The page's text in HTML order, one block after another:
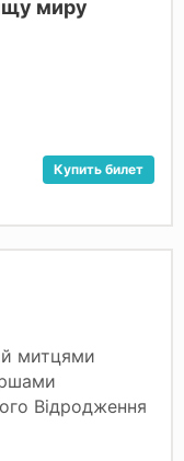
миру
Купить билет
митцями
Відродження